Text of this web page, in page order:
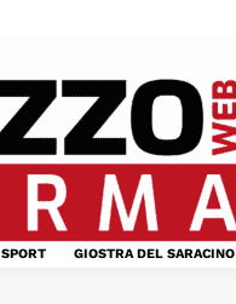
SPORT GIOSTRA DEL SARACINO